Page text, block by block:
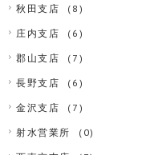
秋田支店 (8)
庄内支店 (6)
郡山支店 (7)
長野支店 (6)
金沢支店 (7)
射水営業所 (0)